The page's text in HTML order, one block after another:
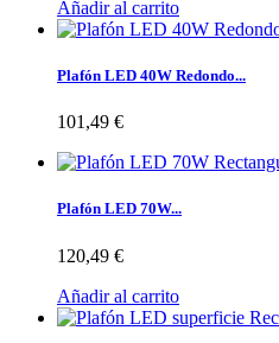
Añadir al carrito
Plafón LED 40W Redondo...
101,49 €
Plafón LED 70W...
120,49 €
Añadir al carrito